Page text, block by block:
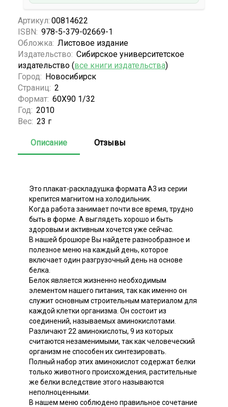
Артикул: 00814622
ISBN: 978-5-379-02669-1
Обложка: Листовое издание
Издательство: Сибирское университетское
издательство (все книги издательства)
Город: Новосибирск
Страниц: 2
Формат: 60Х90 1/32
Год: 2010
Вес: 23 г
Описание Отзывы
Это плакат-раскладушка формата А3 из серии
крепится магнитом на холодильник.
Когда работа занимает почти все время, трудно
быть в форме. А выглядеть хорошо и быть
здоровым и активным хочется уже сейчас.
В нашей брошюре Вы найдете разнообразное и
полезное меню на каждый день, которое
включает один разгрузочный день на основе
белка.
Белок является жизненно необходимым
элементом нашего питания, так как именно он
служит основным строительным материалом для
каждой клетки организма. Он состоит из
соединений, называемых аминокислотами.
Различают 22 аминокислоты, 9 из которых
считаются незаменимыми, так как человеческий
организм не способен их синтезировать.
Полный набор этих аминокислот содержат белки
только животного происхождения, растительные
же белки вследствие этого называются
неполноценными.
В нашем меню соблюдено правильное сочетание